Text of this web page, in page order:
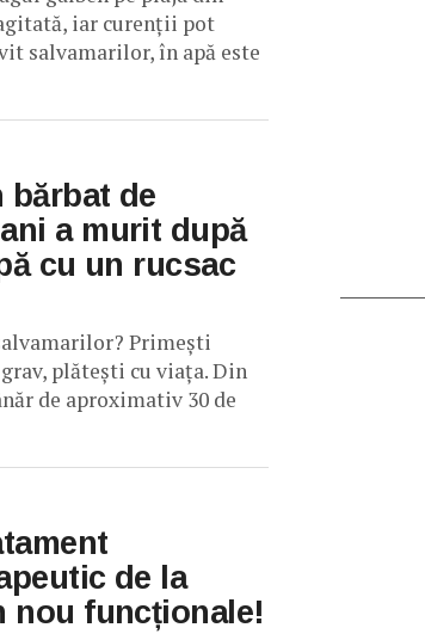
iar curenții pot
salvamarilor, în apă este
bărbat de
a murit după
cu un rucsac
Primești
plătești cu viața. Din
de aproximativ 30 de
de la
nou funcționale!